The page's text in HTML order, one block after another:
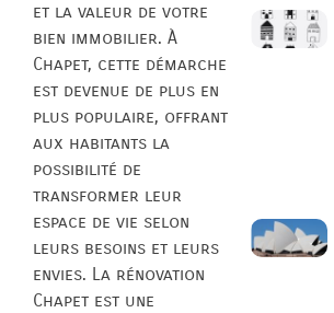
et la valeur de votre
bien immobilier. À
Chapet, cette démarche
est devenue de plus en
plus populaire, offrant
aux habitants la
possibilité de
transformer leur
espace de vie selon
leurs besoins et leurs
envies. La rénovation
Chapet est une